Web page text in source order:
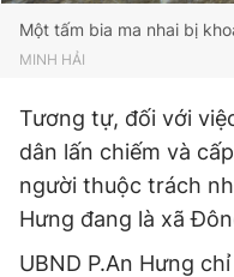
Một tấm bia ma nhai bị
MINH HẢI
Tương tự, đối với
dân lấn chiếm và
người thuộc trách
Hưng đang là xã
UBND P.An Hưng